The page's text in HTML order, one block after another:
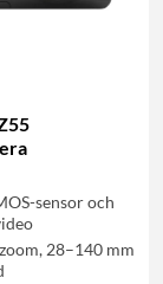
sensor och
28–140 mm